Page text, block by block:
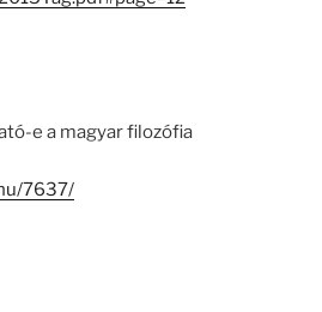
e a magyar filozófia
7637/